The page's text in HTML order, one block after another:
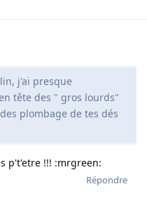
j'ai presque
tête des " gros lourds"
plombage de tes dés
p't'etre !!! :mrgreen:
Répondre